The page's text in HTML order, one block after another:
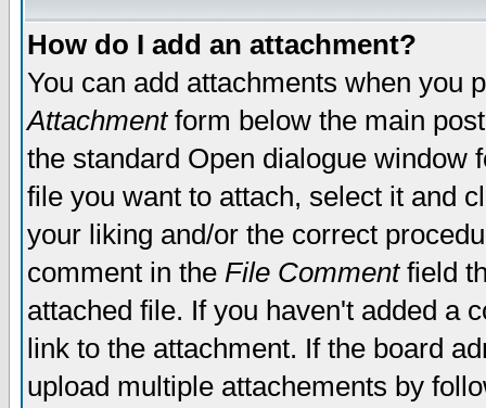
How do I add an attachment?
You can add attachments when you
Attachmentform below the main
the standard Open dialogue window
file you want to attach, select it and
your liking and/or the correct
comment in the File Commentfield
attached file. If you haven't added a
link to the attachment. If the board
upload multiple attachements by